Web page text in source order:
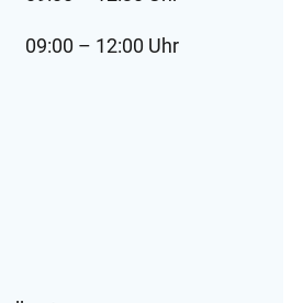
09:00 – 12:00 Uhr